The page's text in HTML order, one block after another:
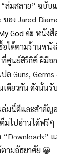
“ล่มสลาย” ฉบั
ของ Jared
God ค่ะ หนังสื
ได้ตามร้านหนั
ศูนย์สิริกิติ์ ฝีมื
ล Guns,
เดียวกัน ดังนั้น
ล่มนี้ดีและสำคัญ
มไปอ่านได้ฟรีๆ
ามอัธยาศัย 😀